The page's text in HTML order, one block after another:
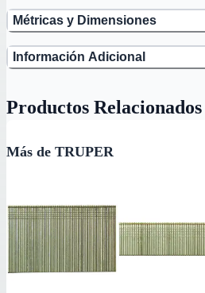
Métricas y Dimensiones
Información Adicional
Productos Relacionados
Más de TRUPER